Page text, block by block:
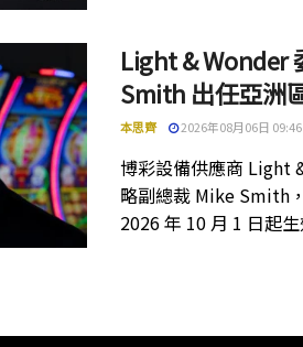
Light & Wonder
Smith 出任亞洲
本思齊 2026年08月06日 09:46
博彩設備供應商 Light
略副總裁 Mike Smith
2026 年 10 月 1 日起生